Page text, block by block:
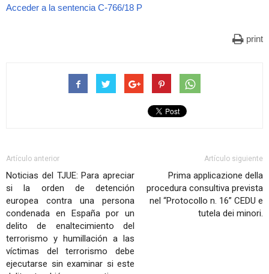
Acceder a la sentencia C-766/18 P
print
Artículo anterior
Noticias del TJUE: Para apreciar
si la orden de detención
europea contra una persona
condenada en España por un
delito de enaltecimiento del
terrorismo y humillación a las
víctimas del terrorismo debe
ejecutarse sin examinar si este
Artículo siguiente
Prima applicazione della
procedura consultiva prevista
nel “Protocollo n. 16” CEDU e
tutela dei minori.